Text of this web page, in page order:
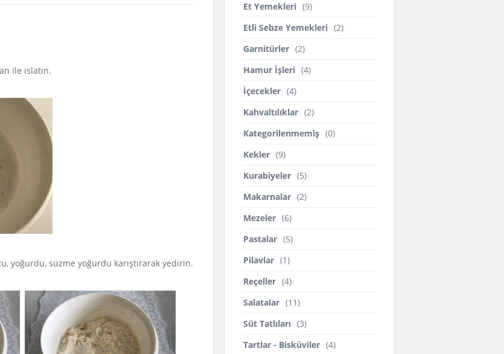
ile ıslatın.
yoğurdu, süzme yoğurdu karıştırarak yedirin.
Et Yemekleri (9)
Etli Sebze Yemekleri (2)
Garnitürler (2)
Hamur İşleri (4)
İçecekler (4)
Kahvaltılıklar (2)
Kategorilenmemiş (0)
Kekler (9)
Kurabiyeler (5)
Makarnalar (2)
Mezeler (6)
Pastalar (5)
Pilavlar (1)
Reçeller (4)
Salatalar (11)
Süt Tatlıları (3)
Tartlar - Bisküviler (4)